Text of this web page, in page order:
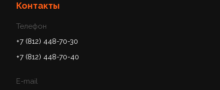
Контакты
Телефон
+7 (812) 448-70-30
+7 (812) 448-70-40
E-mail